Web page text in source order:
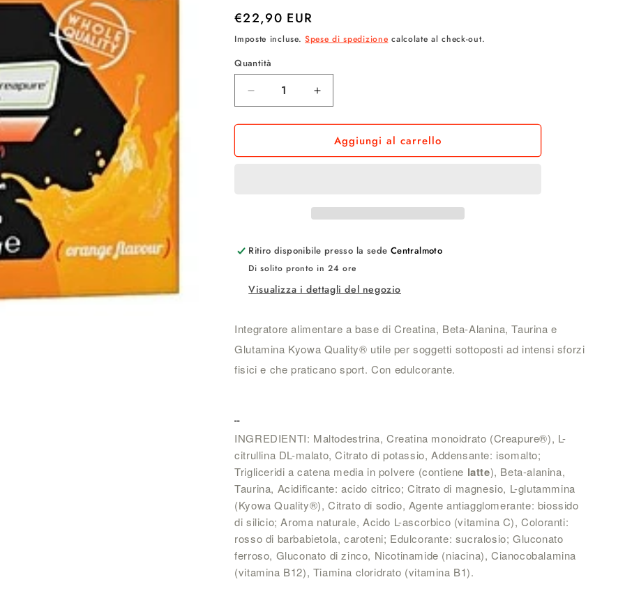
g
g
r
f
c
a
Prezzo
di
listino
€22,90 EUR
Imposte incluse.Spese di spedizione calcolate al check-out.
Quantità
Quantità
Diminuisci
quantità
per
SPORT
Aumenta
quantità
per
NAMED
SPORT
Arancia
Aggiungi al carrello
Ritiro disponibile presso la sede Centralmoto
Di solito pronto in 24 ore
Visualizza i dettagli del negozio
Integratore alimentare a base di Creatina, Beta-Alanina, Taurina e
Glutamina Kyowa Quality® utile per soggetti sottoposti ad intensi sforzi
fisici e che praticano sport. Con edulcorante.
--
INGREDIENTI: Maltodestrina, Creatina monoidrato (Creapure®), L-
citrullina DL-malato, Citrato di potassio, Addensante: isomalto;
Trigliceridi a catena media in polvere (contiene latte), Beta-alanina,
Taurina, Acidificante: acido citrico; Citrato di magnesio, L-glutammina
(Kyowa Quality®), Citrato di sodio, Agente antiagglomerante: biossido
di silicio; Aroma naturale, Acido L-ascorbico (vitamina C), Coloranti:
rosso di barbabietola, caroteni; Edulcorante: sucralosio; Gluconato
ferroso, Gluconato di zinco, Nicotinamide (niacina), Cianocobalamina
(vitamina B12), Tiamina cloridrato (vitamina B1).